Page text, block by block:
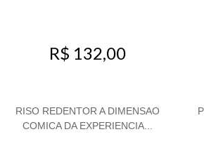
R$ 132,00
RISO REDENTOR A DIMENSAO
COMICA DA EXPERIENCIA...